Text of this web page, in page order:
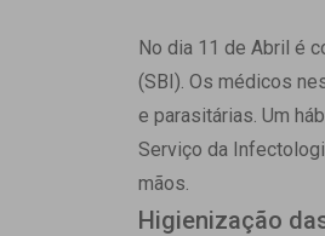
Exames
No dia 11 de Abril é
(SBI). Os médicos
e parasitárias. Um
Serviço da
mãos.
Higienização